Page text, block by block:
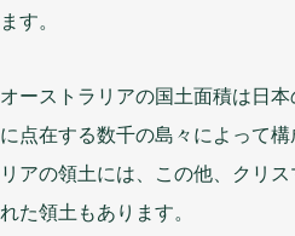
ます。
オーストラリアの国土面積は日本
に 点在する数千の島々 によって構
リアの領土には、この他 、クリ
れた領土 もあります。